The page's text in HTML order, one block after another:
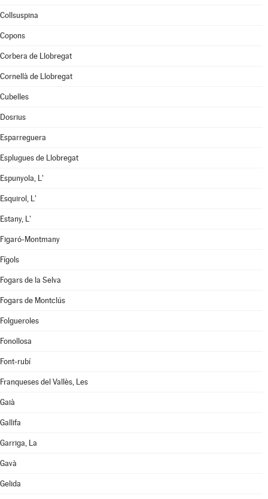
Collsuspina
Copons
Corbera de Llobregat
Cornellà de Llobregat
Cubelles
Dosrius
Esparreguera
Esplugues de Llobregat
Espunyola, L'
Esquirol, L'
Estany, L'
Figaró-Montmany
Fígols
Fogars de la Selva
Fogars de Montclús
Folgueroles
Fonollosa
Font-rubí
Franqueses del Vallès, Les
Gaià
Gallifa
Garriga, La
Gavà
Gelida